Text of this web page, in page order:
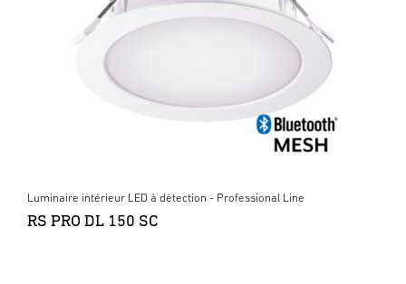
Luminaire intérieur LED à détection - Professional Line
RS PRO DL 150 SC